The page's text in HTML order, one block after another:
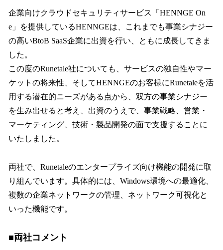
企業向けクラウドセキュリティサービス「HENNGE On
e」を提供しているHENNGEは、これまでも事業シナジー
の高いBtoB SaaS企業に出資を行い、ともに成長してきま
した。
この度のRunetale社についても、サービスの独自性やマー
ケットの将来性、そしてHENNGEのお客様にRunetaleを活
用する潜在的ニーズがある点から、双方の事業シナジー
を生み出せると考え、出資のうえで、事業戦略、営業・
マーケティング、技術・製品開発の面で支援することに
いたしました。
両社で、Runetaleのエンタープライズ向け機能の開発に取
り組んでいます。具体的には、Windows環境への最適化、
複数の企業ネットワークの管理、ネットワーク可視化と
いった機能です。
■両社コメント